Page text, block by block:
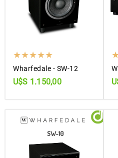
Wharfedale - SW-12
U$S 1.150,00